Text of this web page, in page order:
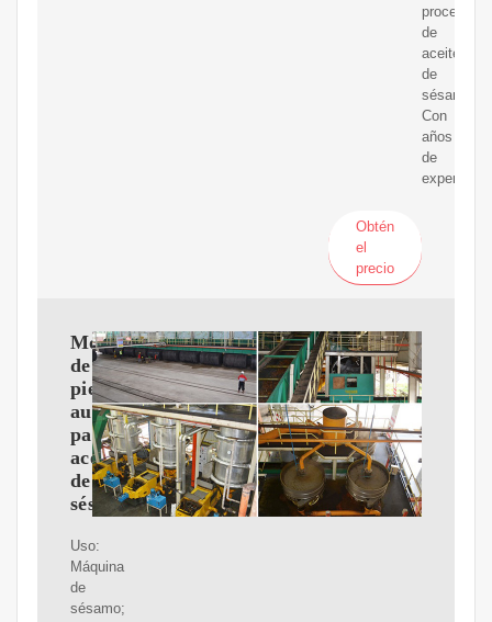
de
aceite
de
sésamo.
Con
años
de
Obtén
el
precio
Molino
de
piedra
automático
para
aceite
de
sésamo
Uso:
Máquina
de
sésamo;